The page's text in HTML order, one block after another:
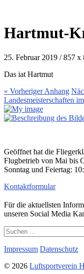
Hartmut-
25. Februar 2019 /857 x
Das iat Hartmut
« VorherigerAnhang
Landesmeisterschaften
Geöffnet hat die
Flugbetrieb von Mai bis
Sonntag und Feiertag:
Kontaktformular
Für die aktuellsten
unseren Social Media
Suchen
nach:
Impressum Datenschutz
© 2026 Luftsportverein